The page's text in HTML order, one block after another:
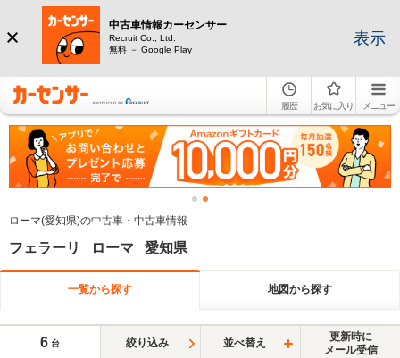
中古車情報カーセンサー
Recruit Co., Ltd.
無料 － Google Play
表示
履歴 お気に入り メニュー
ローマ(愛知県)の中古車・中古車情報
フェラーリ ローマ 愛知県
一覧から探す 地図から探す
6 台 絞り込み 並べ替え
更新時に
メール受信